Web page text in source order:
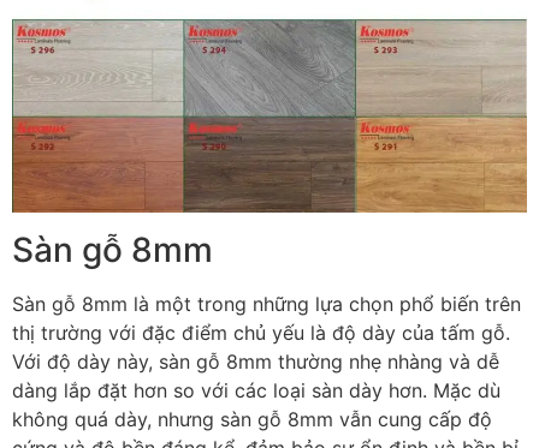
Sàn gỗ 8mm
Sàn gỗ 8mm là một trong những lựa chọn phổ biến trên
thị trường với đặc điểm chủ yếu là độ dày của tấm gỗ.
Với độ dày này, sàn gỗ 8mm thường nhẹ nhàng và dễ
dàng lắp đặt hơn so với các loại sàn dày hơn. Mặc dù
không quá dày, nhưng sàn gỗ 8mm vẫn cung cấp độ